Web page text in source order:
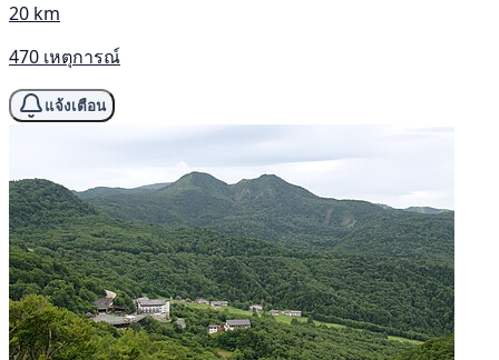
20 km
470 เหตุการณ์
แจ้งเตือน